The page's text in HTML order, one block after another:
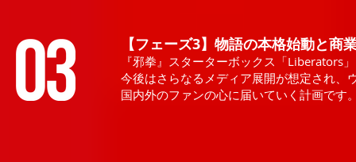
【フェーズ3】物語の本格始動と商
『邪拳』スターターボックス「Liberators
今後はさらなるメディア展開が想定され、
国内外のファンの心に届いていく計画です